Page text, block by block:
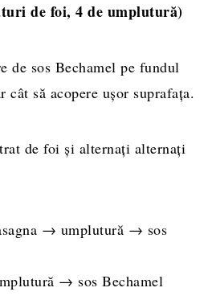
de foi, 4 de umplutură)
de sos Bechamel pe fundul
să acopere ușor suprafața.
de foi și alternați alternați
→ umplutură → sos
→ sos Bechamel